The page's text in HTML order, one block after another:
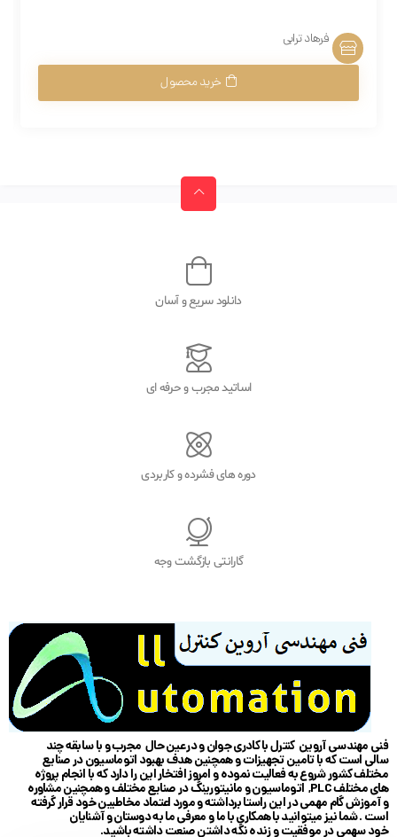
فرهاد ترابی
خرید محصول
دانلود سریع و آسان
اساتید مجرب و حرفه ای
دوره های فشرده و کاربردی
گارانتی بازگشت وجه
فنی مهندسی آروین کنترل با کادری جوان و در عین حال مجرب و با سابقه چند
سالی است که با تامین تجهیزات و همچنین هدف بهبود اتوماسیون در صنایع
مختلف کشور شروع به فعالیت نموده و امروز افتخار این را دارد که با انجام پروژه
های مختلف PLC, اتوماسیون و مانیتورینگ در صنایع مختلف و همچنین مشاوره
و آموزش گام مهمی در این راستا برداشته و مورد اعتماد مخاطبین خود قرار گرفته
است . شما نیز میتوانید با همکاری با ما و معرفی ما به دوستان و آشنایان
خود سهمی در موفقیت و زنده نگه داشتن صنعت داشته باشید.